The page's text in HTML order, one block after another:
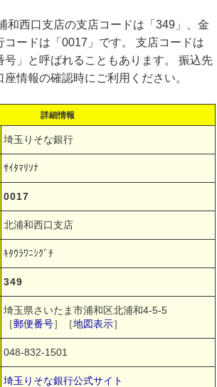
和西口支店の支店コードは「349」、金
コードは「0017」です。 支店コードは
号」と呼ばれることもあります。 振込先
情報の確認時にご利用ください。
詳細情報
埼玉りそな銀行
ｻｲﾀﾏﾘｿﾅ
0017
北浦和西口支店
ｷﾀｳﾗﾜﾆｼｸﾞﾁ
349
埼玉県さいたま市浦和区北浦和4-5-5
［郵便番号］［地図表示］
048-832-1501
埼玉りそな銀行公式サイト